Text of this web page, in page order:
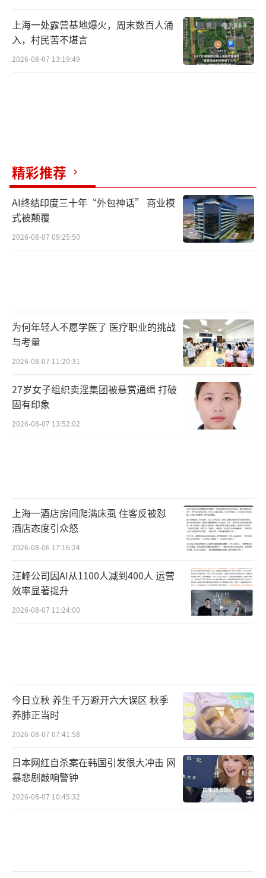
上海一处露营基地爆火，周末数百人涌
入，村民苦不堪言
2026-08-07 13:19:49
精彩推荐
AI终结印度三十年“外包神话” 商业模
式被颠覆
2026-08-07 09:25:50
为何年轻人不愿学医了 医疗职业的挑战
与考量
2026-08-07 11:20:31
27岁女子组织卖淫集团被悬赏通缉 打破
固有印象
2026-08-07 13:52:02
上海一酒店房间爬满床虱 住客反被怼
酒店态度引众怒
2026-08-06 17:16:24
汪峰公司因AI从1100人减到400人 运营
效率显著提升
2026-08-07 11:24:00
今日立秋 养生千万避开六大误区 秋季
养肺正当时
2026-08-07 07:41:58
日本网红自杀案在韩国引发很大冲击 网
暴悲剧敲响警钟
2026-08-07 10:45:32